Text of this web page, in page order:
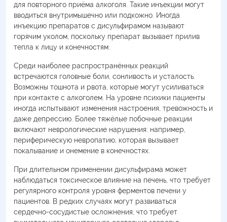
для повторного приёма алкоголя. Такие инъекции могут
вводиться внутримышечно или подкожно. Иногда
инъекцию препаратов с дисульфирамом называют
горячим уколом, поскольку препарат вызывает прилив
тепла к лицу и конечностям.
Среди наиболее распространённых реакций
встречаются головные боли, сонливость и усталость.
Возможны тошнота и рвота, которые могут усиливаться
при контакте с алкоголем. На уровне психики пациенты
иногда испытывают изменения настроения, тревожность и
даже депрессию. Более тяжёлые побочные реакции
включают неврологические нарушения: например,
периферическую невропатию, которая вызывает
покалывание и онемение в конечностях.
При длительном применении дисульфирама может
наблюдаться токсическое влияние на печень, что требует
регулярного контроля уровня ферментов печени у
пациентов. В редких случаях могут развиваться
сердечно-сосудистые осложнения, что требует